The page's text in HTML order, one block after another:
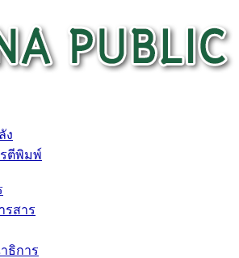
ง
ตีพิมพ์
รสาร
ธิการ